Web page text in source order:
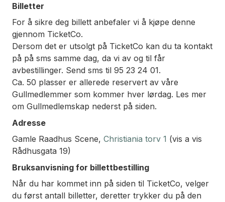
Billetter
For å sikre deg billett anbefaler vi å kjøpe denne
gjennom TicketCo.
Dersom det er utsolgt på TicketCo kan du ta kontakt
på på sms samme dag, da vi av og til får
avbestillinger. Send sms til 95 23 24 01.
Ca. 50 plasser er allerede reservert av våre
Gullmedlemmer som kommer hver lørdag. Les mer
om Gullmedlemskap nederst på siden.
Adresse
Gamle Raadhus Scene, Christiania torv 1 (vis a vis
Rådhusgata 19)
Bruksanvisning for billettbestilling
Når du har kommet inn på siden til TicketCo, velger
du først antall billetter, deretter trykker du på den